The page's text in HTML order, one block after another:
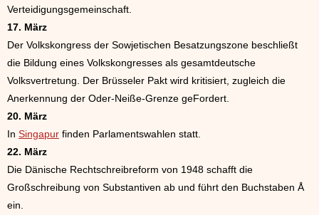
Verteidigungsgemeinschaft.
17. März
Der Volkskongress der Sowjetischen Besatzungszone beschließt
die Bildung eines Volkskongresses als gesamtdeutsche
Volksvertretung. Der Brüsseler Pakt wird kritisiert, zugleich die
Anerkennung der Oder-Neiße-Grenze geFordert.
20. März
In Singapur finden Parlamentswahlen statt.
22. März
Die Dänische Rechtschreibreform von 1948 schafft die
Großschreibung von Substantiven ab und führt den Buchstaben Å
ein.